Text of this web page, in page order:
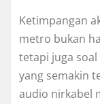
Ketimpangan
metro bukan
tetapi juga
yang semakin
audio nirkabel